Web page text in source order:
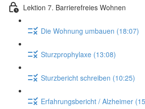
Lektion 7. Barrierefreies Wohnen
Die Wohnung umbauen (18:07)
Sturzprophylaxe (13:08)
Sturzbericht schreiben (10:25)
Erfahrungsbericht / Alzheimer